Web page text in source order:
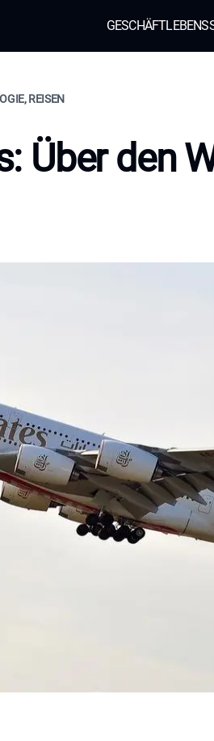
GESCHÄFT
REISEN
Über den